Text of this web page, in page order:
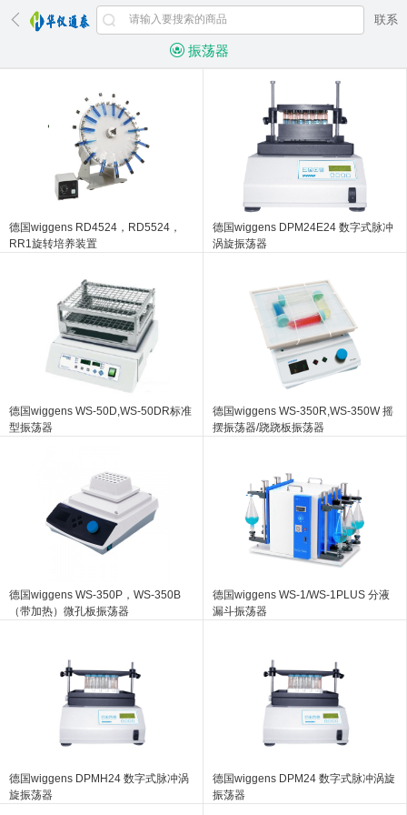
联系
振荡器
德国wiggens RD4524，RD5524，
RR1旋转培养装置
德国wiggens DPM24E24 数字式脉冲
涡旋振荡器
德国wiggens WS-50D,WS-50DR标准
型振荡器
德国wiggens WS-350R,WS-350W 摇
摆振荡器/跷跷板振荡器
德国wiggens WS-350P，WS-350B
（带加热）微孔板振荡器
德国wiggens WS-1/WS-1PLUS 分液
漏斗振荡器
德国wiggens DPMH24 数字式脉冲涡
旋振荡器
德国wiggens DPM24 数字式脉冲涡旋
振荡器